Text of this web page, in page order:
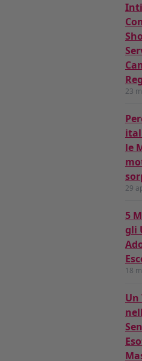
23
le
29
5
gli
18
Un